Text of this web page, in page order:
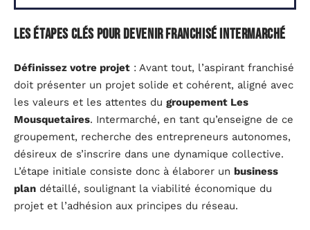
Les étapes clés pour devenir franchisé Intermarché
Définissez votre projet : Avant tout, l’aspirant franchisé
doit présenter un projet solide et cohérent, aligné avec
les valeurs et les attentes du groupement Les
Mousquetaires. Intermarché, en tant qu’enseigne de ce
groupement, recherche des entrepreneurs autonomes,
désireux de s’inscrire dans une dynamique collective.
L’étape initiale consiste donc à élaborer un business
plan détaillé, soulignant la viabilité économique du
projet et l’adhésion aux principes du réseau.